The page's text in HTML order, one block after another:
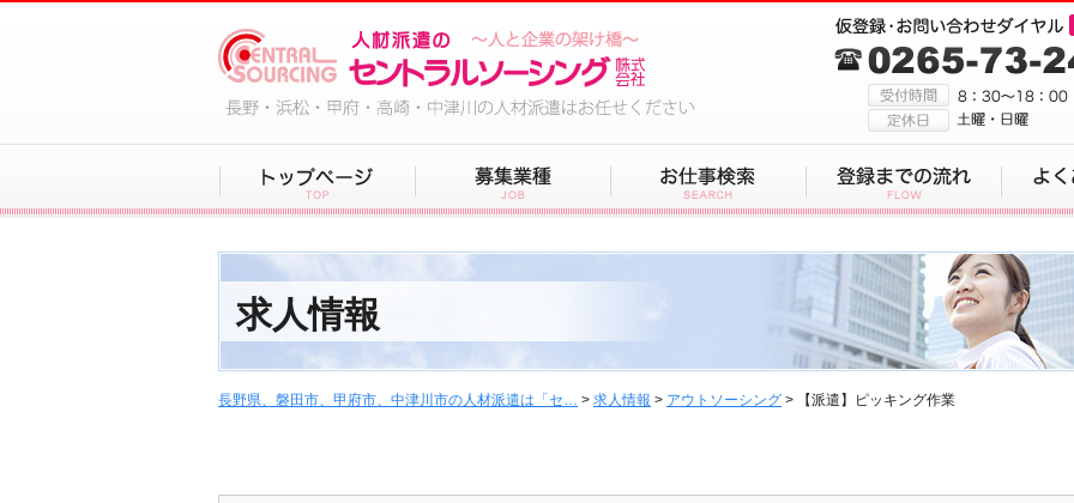
求人情報
長野県、磐田市、甲府市、中津川市の人材派遣は「セ… > 求人情報 > アウトソーシング > 【派遣】ピッキング作業